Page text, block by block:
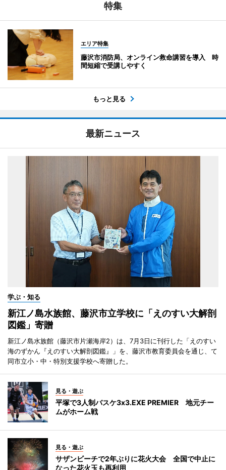
特集
エリア特集
藤沢市消防局、オンライン救命講習を導入 時
間短縮で受講しやすく
もっと見る
最新ニュース
学ぶ・知る
新江ノ島水族館、藤沢市立学校に「えのすい大解剖
図鑑」寄贈
新江ノ島水族館（藤沢市片瀬海岸2）は、7月3日に刊行した「えのすい
海のずかん『えのすい大解剖図鑑』」を、藤沢市教育委員会を通じ、て
同市立小・中・特別支援学校へ寄贈した。
見る・遊ぶ
平塚で3人制バスケ3x3.EXE PREMIER 地元チー
ムがホーム戦
見る・遊ぶ
サザンビーチで2年ぶりに花火大会 全国で中止に
なった花火玉も再利用